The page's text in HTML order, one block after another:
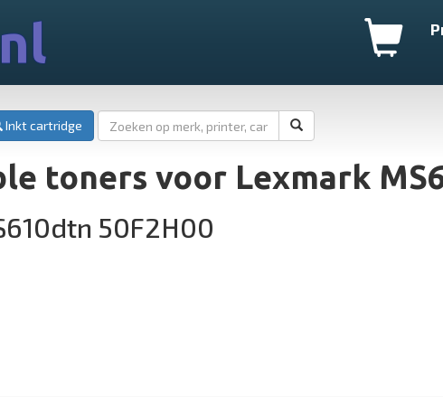
Inkt cartridge
toners voor Lexmark
50F2H00